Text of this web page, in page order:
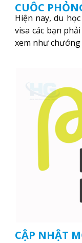
CUỘC
Hiện nay, du
visa các bạn
xem như
CẬP NHẬT